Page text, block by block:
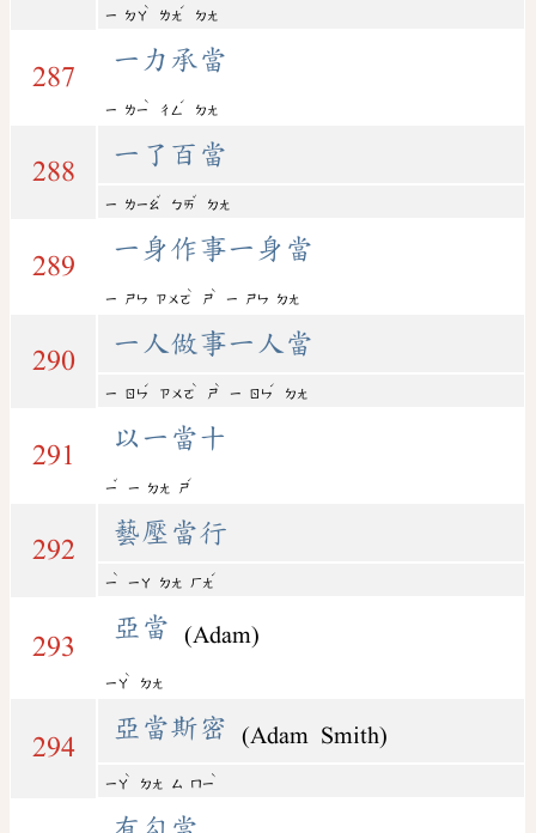
ㄧ ㄉㄚ
ˋ
ㄌㄤ
ˊ
ㄉㄤ
287
一力承當
ㄧ ㄌㄧ
ˋ
ㄔㄥ
ˊ
ㄉㄤ
288
一了百當
ㄧ ㄌㄧㄠ
ˇ
ㄅㄞ
ˇ
ㄉㄤ
289
一身作事一身當
ㄧ ㄕㄣ ㄗㄨㄛ
ˋ
ㄕ
ˋ
ㄧ ㄕㄣ ㄉㄤ
290
一人做事一人當
ㄧ ㄖㄣ
ˊ
ㄗㄨㄛ
ˋ
ㄕ
ˋ
ㄧ ㄖㄣ
ˊ
ㄉㄤ
291
以一當十
ㄧ
ˇ
ㄧ ㄉㄤ ㄕ
ˊ
292
藝壓當行
ㄧ
ˋ
ㄧㄚ ㄉㄤ ㄏㄤ
ˊ
293
亞當 (Adam)
ㄧㄚ
ˋ
ㄉㄤ
294
亞當斯密 (Adam Smith)
ㄧㄚ
ˋ
ㄉㄤ ㄙ ㄇㄧ
ˋ